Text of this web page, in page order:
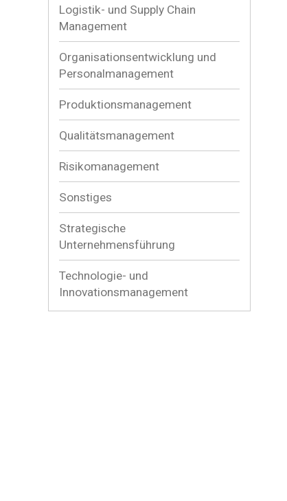
Logistik- und Supply Chain
Management
Organisationsentwicklung und
Personalmanagement
Produktionsmanagement
Qualitätsmanagement
Risikomanagement
Sonstiges
Strategische
Unternehmensführung
Technologie- und
Innovationsmanagement